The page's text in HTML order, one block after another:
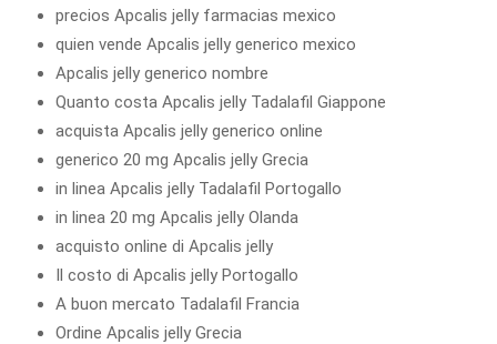
precios Apcalis jelly farmacias mexico
quien vende Apcalis jelly generico mexico
Apcalis jelly generico nombre
Quanto costa Apcalis jelly Tadalafil Giappone
acquista Apcalis jelly generico online
generico 20 mg Apcalis jelly Grecia
in linea Apcalis jelly Tadalafil Portogallo
in linea 20 mg Apcalis jelly Olanda
acquisto online di Apcalis jelly
Il costo di Apcalis jelly Portogallo
A buon mercato Tadalafil Francia
Ordine Apcalis jelly Grecia